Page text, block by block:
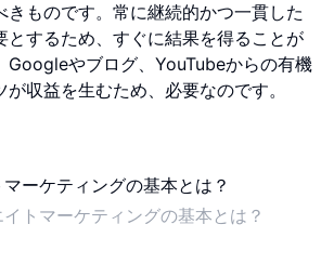
きものです。常に継続的かつ一貫した
とするため、すぐに結果を得ることが
Googleやブログ、YouTubeからの有機
収益を生むため、必要なのです。
トマーケティングの基本とは？